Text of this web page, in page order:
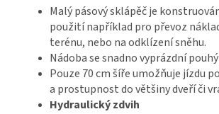
Malý pásový sklápěč je
použití například pro převoz
terénu, nebo na odklízení sněhu.
Nádoba se snadno vyprázdní
Pouze 70 cm šíře umožňuje jízdu
a prostupnost do většiny dveří či
Hydraulický zdvih